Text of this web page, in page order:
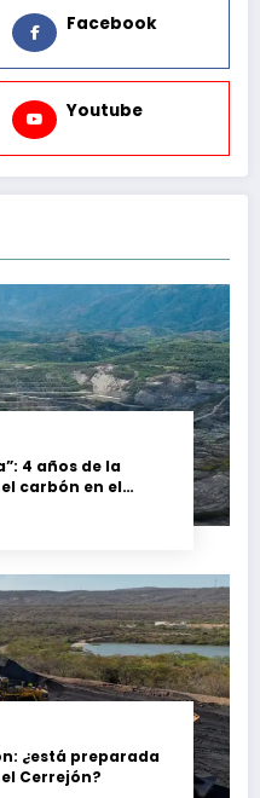
Facebook
Youtube
4 años de la
carbón en el
¿está preparada
Cerrejón?